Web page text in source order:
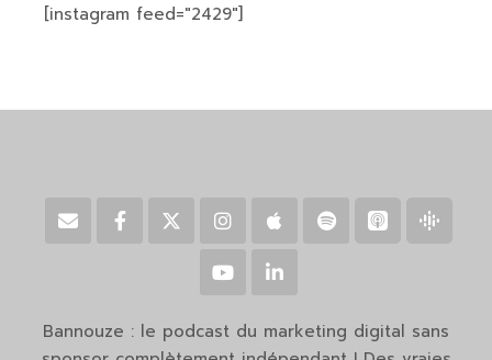
[instagram feed="2429"]
Bannouze : le podcast du marketing digital sans